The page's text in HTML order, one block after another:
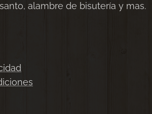
alambre de bisutería y mas.